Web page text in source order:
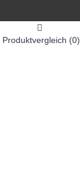
Produktvergleich (0)